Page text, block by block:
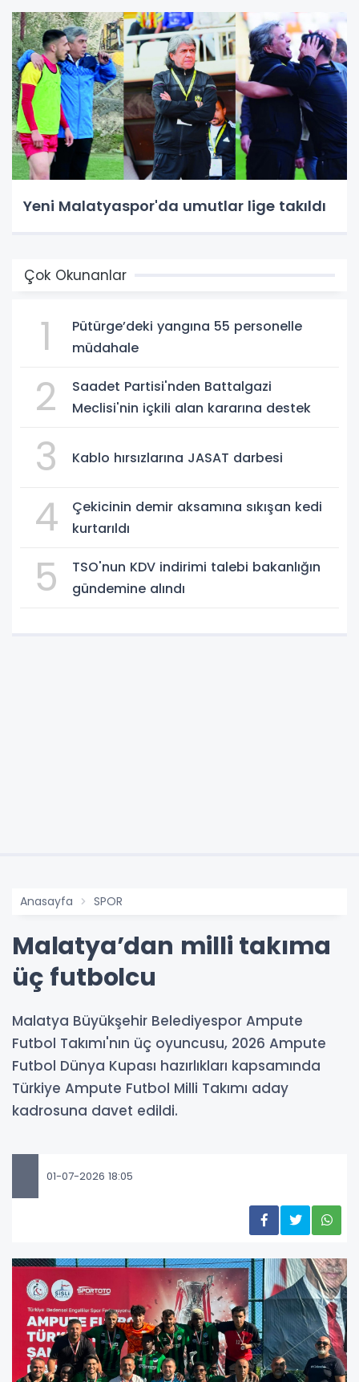
Yeni Malatyaspor'da umutlar lige takıldı
Çok Okunanlar
1
Pütürge’deki yangına 55 personelle
müdahale
2
Saadet Partisi'nden Battalgazi
Meclisi'nin içkili alan kararına destek
3 Kablo hırsızlarına JASAT darbesi
4
Çekicinin demir aksamına sıkışan kedi
kurtarıldı
5
TSO'nun KDV indirimi talebi bakanlığın
gündemine alındı
Anasayfa SPOR
Malatya’dan milli takıma
üç futbolcu
Malatya Büyükşehir Belediyespor Ampute
Futbol Takımı'nın üç oyuncusu, 2026 Ampute
Futbol Dünya Kupası hazırlıkları kapsamında
Türkiye Ampute Futbol Milli Takımı aday
kadrosuna davet edildi.
01-07-2026 18:05